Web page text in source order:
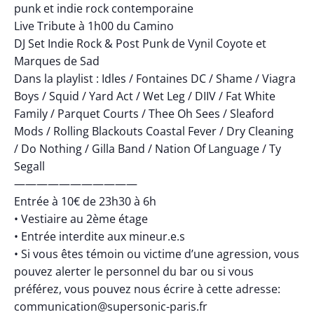
punk et indie rock contemporaine
Live Tribute à 1h00 du Camino
DJ Set Indie Rock & Post Punk de Vynil Coyote et
Marques de Sad
Dans la playlist : Idles / Fontaines DC / Shame / Viagra
Boys / Squid / Yard Act / Wet Leg / DIIV / Fat White
Family / Parquet Courts / Thee Oh Sees / Sleaford
Mods / Rolling Blackouts Coastal Fever / Dry Cleaning
/ Do Nothing / Gilla Band / Nation Of Language / Ty
Segall
———————————
Entrée à 10€ de 23h30 à 6h
• Vestiaire au 2ème étage
• Entrée interdite aux mineur.e.s
• Si vous êtes témoin ou victime d’une agression, vous
pouvez alerter le personnel du bar ou si vous
préférez, vous pouvez nous écrire à cette adresse:
communication@supersonic-paris.fr